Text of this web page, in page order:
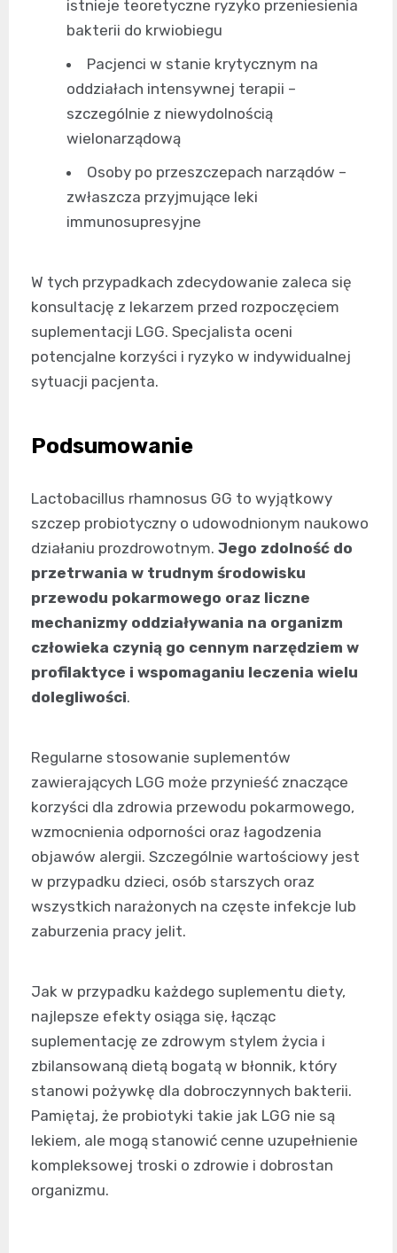
istnieje teoretyczne ryzyko przeniesienia
bakterii do krwiobiegu
Pacjenci w stanie krytycznym na
oddziałach intensywnej terapii –
szczególnie z niewydolnością
wielonarządową
Osoby po przeszczepach narządów –
zwłaszcza przyjmujące leki
immunosupresyjne
W tych przypadkach zdecydowanie zaleca się
konsultację z lekarzem przed rozpoczęciem
suplementacji LGG. Specjalista oceni
potencjalne korzyści i ryzyko w indywidualnej
sytuacji pacjenta.
Podsumowanie
Lactobacillus rhamnosus GG to wyjątkowy
szczep probiotyczny o udowodnionym naukowo
działaniu prozdrowotnym. Jego zdolność do
przetrwania w trudnym środowisku
przewodu pokarmowego oraz liczne
mechanizmy oddziaływania na organizm
człowieka czynią go cennym narzędziem w
profilaktyce i wspomaganiu leczenia wielu
dolegliwości.
Regularne stosowanie suplementów
zawierających LGG może przynieść znaczące
korzyści dla zdrowia przewodu pokarmowego,
wzmocnienia odporności oraz łagodzenia
objawów alergii. Szczególnie wartościowy jest
w przypadku dzieci, osób starszych oraz
wszystkich narażonych na częste infekcje lub
zaburzenia pracy jelit.
Jak w przypadku każdego suplementu diety,
najlepsze efekty osiąga się, łącząc
suplementację ze zdrowym stylem życia i
zbilansowaną dietą bogatą w błonnik, który
stanowi pożywkę dla dobroczynnych bakterii.
Pamiętaj, że probiotyki takie jak LGG nie są
lekiem, ale mogą stanowić cenne uzupełnienie
kompleksowej troski o zdrowie i dobrostan
organizmu.